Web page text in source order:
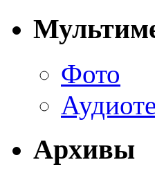
Фото
Архивы